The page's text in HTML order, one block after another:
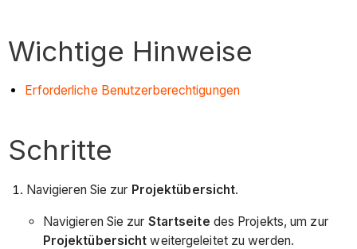
Wichtige Hinweise
Erforderliche Benutzerberechtigungen
Schritte
Navigieren Sie zur Projektübersicht.
Navigieren Sie zur Startseite des Projekts, um zur
Projektübersicht weitergeleitet zu werden.